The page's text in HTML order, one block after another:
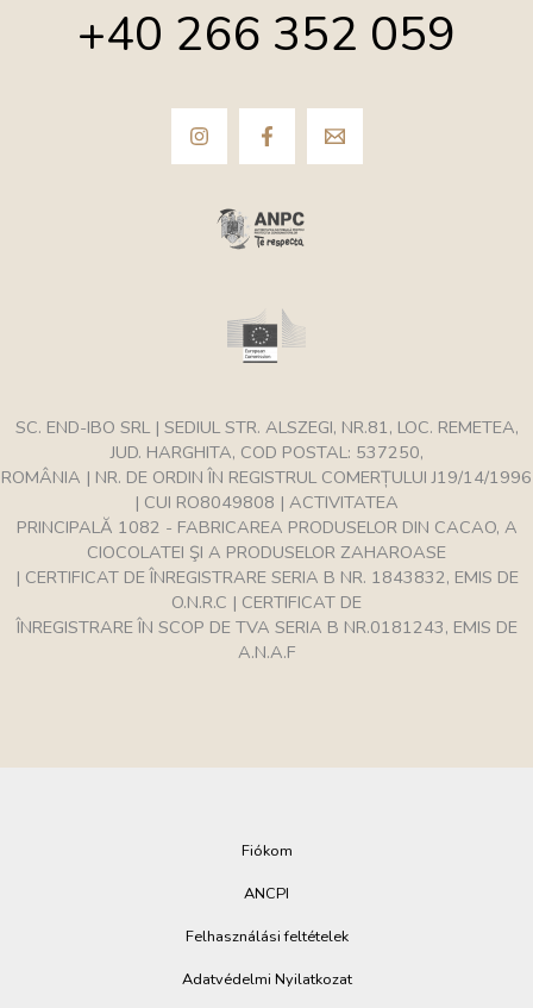
+40 266 352 059
SC. END-IBO SRL | SEDIUL STR. ALSZEGI, NR.81, LOC. REMETEA,
JUD. HARGHITA, COD POSTAL: 537250,
ROMÂNIA | NR. DE ORDIN ÎN REGISTRUL COMERȚULUI J19/14/1996
| CUI RO8049808 | ACTIVITATEA
PRINCIPALĂ 1082 - FABRICAREA PRODUSELOR DIN CACAO, A
CIOCOLATEI ŞI A PRODUSELOR ZAHAROASE
| CERTIFICAT DE ÎNREGISTRARE SERIA B NR. 1843832, EMIS DE
O.N.R.C | CERTIFICAT DE
ÎNREGISTRARE ÎN SCOP DE TVA SERIA B NR.0181243, EMIS DE
A.N.A.F
Fiókom
ANCPI
Felhasználási feltételek
Adatvédelmi Nyilatkozat